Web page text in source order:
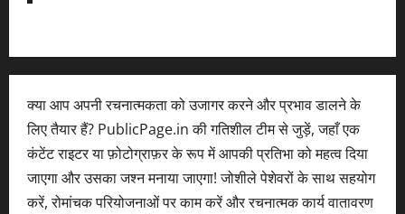
क्या आप अपनी रचनात्मकता को उजागर करने और प्रभाव डालने के
लिए तैयार हैं? PublicPage.in की गतिशील टीम से जुड़ें, जहाँ एक
कंटेंट राइटर या फ़ोटोग्राफ़र के रूप में आपकी प्रतिभा को महत्व दिया
जाएगा और उसका जश्न मनाया जाएगा! जोशीले पेशेवरों के साथ सहयोग
करें, रोमांचक परियोजनाओं पर काम करें और रचनात्मक कार्य वातावरण